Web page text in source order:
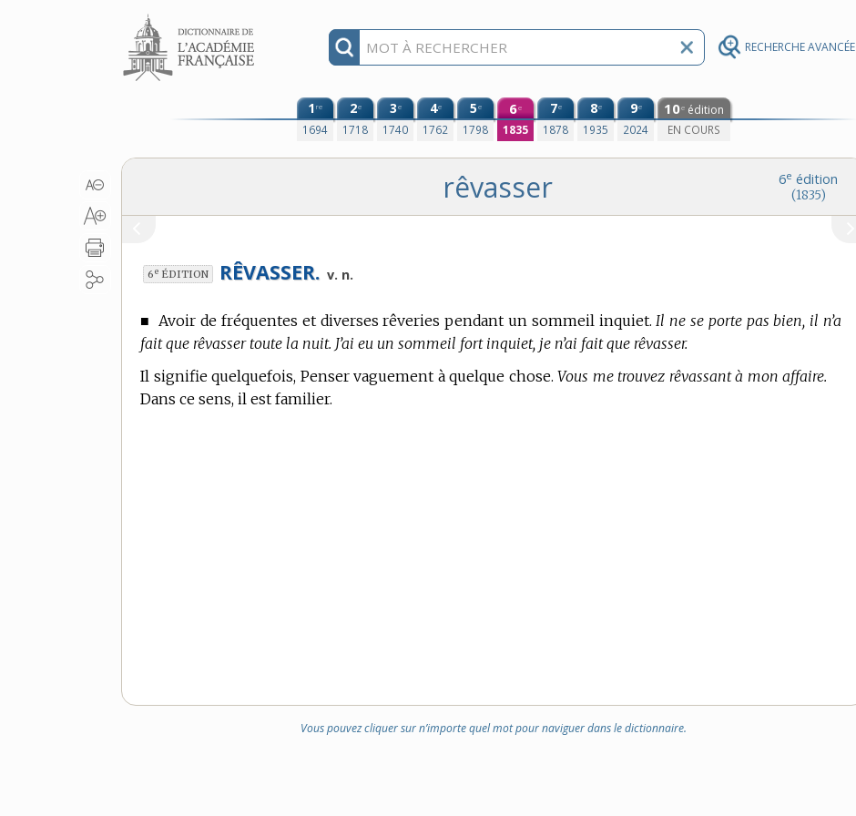
RECHERCHE AVANCÉE
Aller au contenu
1re
1694
2e
1718
3e
1740
4e
1762
5e
1798
6e
1835
7e
1878
8e
1935
9e
2024
10e édition
EN COURS
6e édition
(1835)
rêvasser
6e ÉDITION RÊVASSER. v. n.
■ Avoir de fréquentes et diverses rêveries pendant un sommeil inquiet. Il ne se porte pas bien, il n’a
fait que rêvasser toute la nuit. J’ai eu un sommeil fort inquiet, je n’ai fait que rêvasser.
Il signifie quelquefois, Penser vaguement à quelque chose.Vous me trouvez rêvassant à mon affaire.
Dans ce sens, il est familier.
Vous pouvez cliquer sur n’importe quel mot pour naviguer dans le dictionnaire.